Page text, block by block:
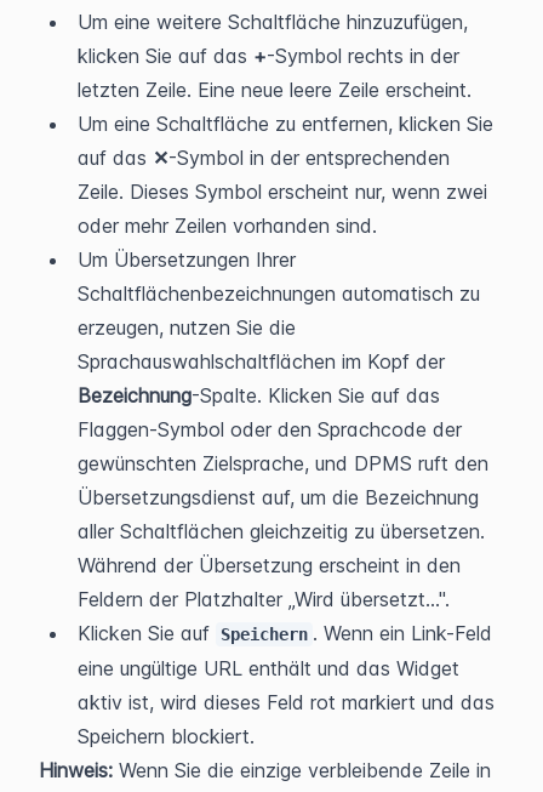
Um eine weitere Schaltfläche hinzuzufügen,
klicken Sie auf das +-Symbol rechts in der
letzten Zeile. Eine neue leere Zeile erscheint.
Um eine Schaltfläche zu entfernen, klicken Sie
auf das ✕-Symbol in der entsprechenden
Zeile. Dieses Symbol erscheint nur, wenn zwei
oder mehr Zeilen vorhanden sind.
Um Übersetzungen Ihrer
Schaltflächenbezeichnungen automatisch zu
erzeugen, nutzen Sie die
Bezeichnung-Spalte. Klicken Sie auf das
Flaggen-Symbol oder den Sprachcode der
gewünschten Zielsprache, und DPMS ruft den
Übersetzungsdienst auf, um die Bezeichnung
aller Schaltflächen gleichzeitig zu übersetzen.
Während der Übersetzung erscheint in den
Feldern der Platzhalter „Wird übersetzt…".
Klicken Sie auf
Speichern . Wenn ein Link-Feld
eine ungültige URL enthält und das Widget
aktiv ist, wird dieses Feld rot markiert und das
Speichern blockiert.
Hinweis: Wenn Sie die einzige verbleibende Zeile in